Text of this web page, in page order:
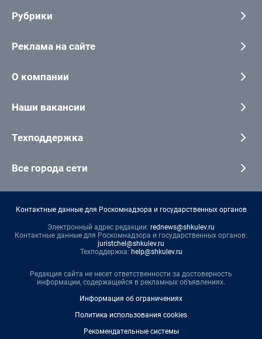
Рубрики
Реклама на сайте
О компании
Наши вакансии
Техподдержка
Все города сети
Контактные данные для Роскомнадзора и государственных органов
Электронный адрес редакции: rednews@shkulev.ru
Контактные данные для Роскомнадзора и государственных органов:
juristchel@shkulev.ru
Техподдержка: help@shkulev.ru
Редакция сайта не несет ответственности за достоверность
информации, содержащейся в рекламных объявлениях.
Информация об ограничениях
Политика использования cookies
Рекомендательные системы